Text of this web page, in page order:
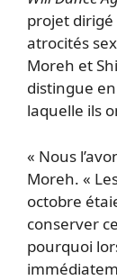
projet
atrocités
Moreh et
distingue
laquelle ils
« Nous
Moreh. «
octobre
conserver
pourquoi